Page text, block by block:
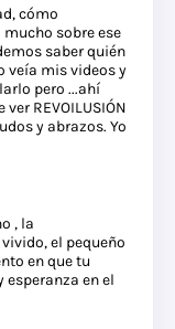
cómo
sobre ese
saber quién
veía mis videos y
pero ...ahí
REVOILUSIÓN
y abrazos. Yo
, la
el pequeño
en que tu
esperanza en el